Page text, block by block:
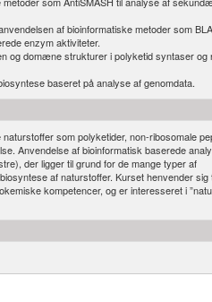
af bioinformatiske metoder som
enzym aktiviteter.
og domæne strukturer i polyketid syntaser og
baseret på analyse af genomdata.
som polyketider, non-ribosomale
Anvendelse af bioinformatisk baserede
der ligger til grund for de mange typer af
af naturstoffer. Kurset henvender sig
kompetencer, og er interesseret i